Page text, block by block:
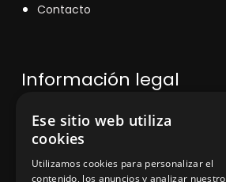
Contacto
Información legal
Política de privacidad
Aviso legal
Ese sitio web utiliza
cookies
Utilizamos cookies para personalizar el
contenido, los anuncios y analizar nuestro